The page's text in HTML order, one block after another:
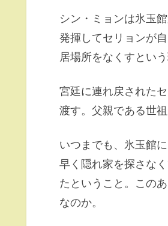
シン・ミョンは氷玉
発揮してセリョンが
居場所をなくすという
宮廷に連れ戻された
渡す。父親である世
いつまでも、氷玉館
早く隠れ家を探さな
たということ。この
なのか。